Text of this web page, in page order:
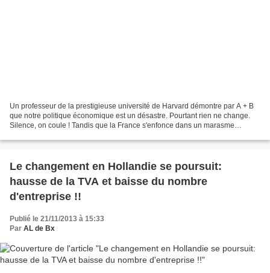
Un professeur de la prestigieuse université de Harvard démontre par A + B
que notre politique économique est un désastre. Pourtant rien ne change.
Silence, on coule ! Tandis que la France s'enfonce dans un marasme
Le changement en Hollandie se poursuit:
hausse de la TVA et baisse du nombre
d'entreprise !!
Publié le 21/11/2013 à 15:33
Par AL de Bx